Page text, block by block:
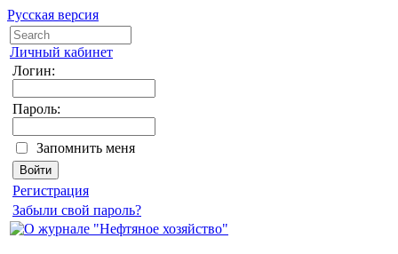
Русская версия
Личный кабинет
Логин:
Пароль:
Запомнить меня
Регистрация
Забыли свой пароль?